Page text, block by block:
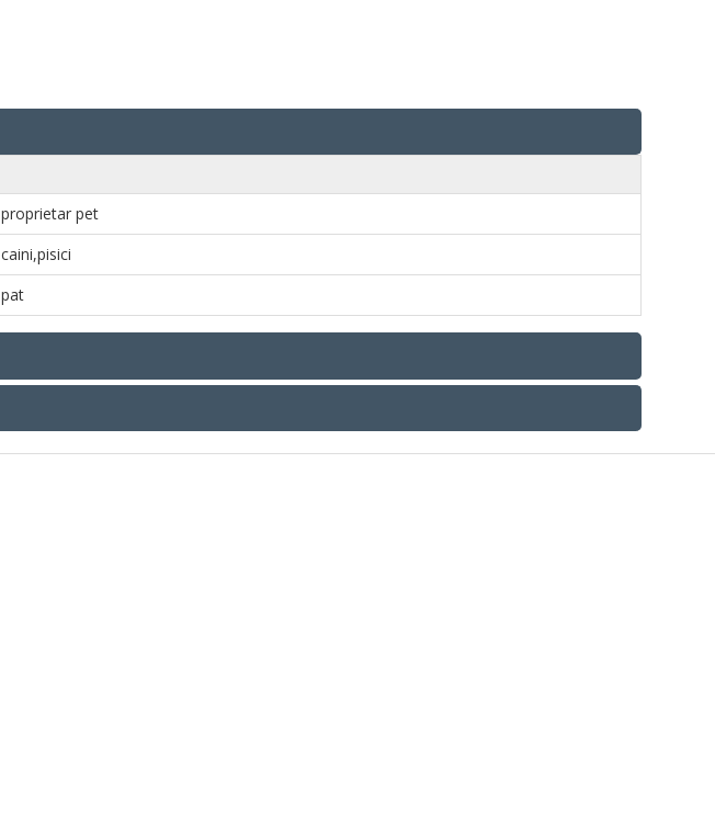
proprietar pet
caini,pisici
pat